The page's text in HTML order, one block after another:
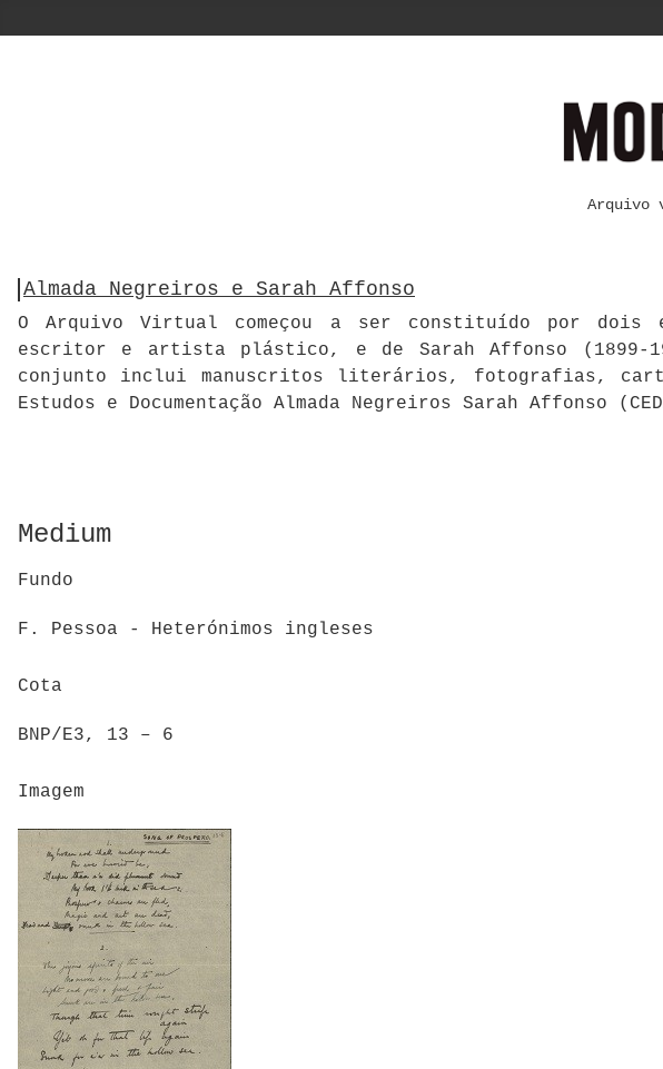
Arquivo
Almada Negreiros e Sarah Affonso
O Arquivo Virtual começou a ser constituído por dois
escritor e artista plástico, e de Sarah Affonso (1899-
conjunto inclui manuscritos literários, fotografias,
Estudos e Documentação Almada Negreiros Sarah Affonso
Medium
Fundo
F. Pessoa - Heterónimos ingleses
Cota
BNP/E3, 13 – 6
Imagem